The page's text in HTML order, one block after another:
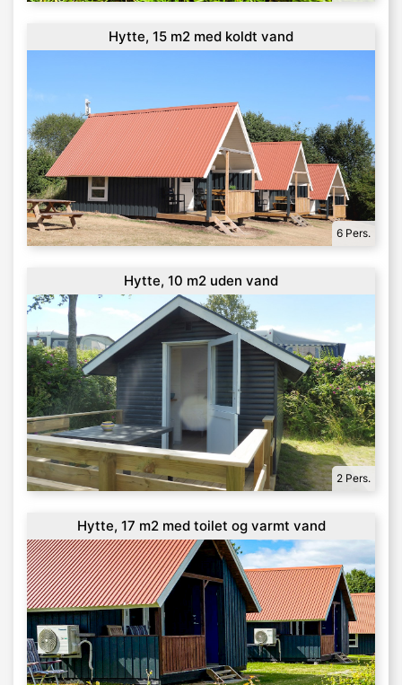
Hytte, 15 m2 med koldt vand
6 Pers.
Hytte, 10 m2 uden vand
2 Pers.
Hytte, 17 m2 med toilet og varmt vand